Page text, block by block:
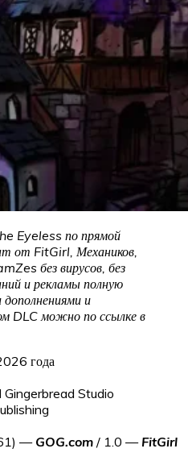
Eyeless по прямой
от FitGirl, Механиков,
без вирусов, без
и рекламы полную
дополнениями и
DLC можно по ссылке в
года
Gingerbread Studio
— GOG.com / 1.0 — FitGirl